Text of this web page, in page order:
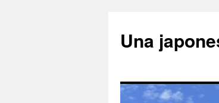
Una